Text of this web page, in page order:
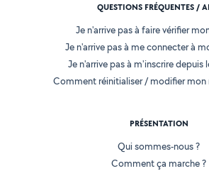
QUESTIONS FRÉQUENTES /
Je n'arrive pas à faire vérifier
Je n'arrive pas à me connecter à
Je n'arrive pas à m'inscrire depuis
Comment réinitialiser / modifier mon
PRÉSENTATION
Qui sommes-nous ?
Comment ça marche ?